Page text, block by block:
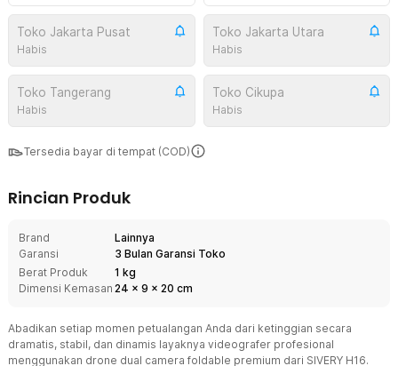
Toko Jakarta Pusat
Habis
Toko Jakarta Utara
Habis
Toko Tangerang
Habis
Toko Cikupa
Habis
Tersedia bayar di tempat (COD)
Rincian Produk
Brand
Lainnya
Garansi
3 Bulan Garansi Toko
Berat Produk
1 kg
Dimensi Kemasan 24 x 9 x 20 cm
Abadikan setiap momen petualangan Anda dari ketinggian secara
dramatis, stabil, dan dinamis layaknya videografer profesional
menggunakan drone dual camera foldable premium dari SIVERY H16.